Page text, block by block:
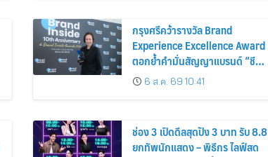
กรุงศรีคว้ารางวัล Brand
Experience Excellence Award
ตอกย้ำคำมั่นสัญญาแบรนด์ “ชีวิต
ง่าย ได้ทุกวัน”
6 ส.ค. 69 10:41
ช่อง 3 เปิดดีลสุดปัง 3 บาท รับ 8.8
ยกทัพนักแสดง – พิธีกร ไลฟ์สด